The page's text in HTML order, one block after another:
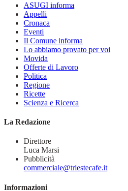
ASUGI informa
Appelli
Cronaca
Eventi
Il Comune informa
Lo abbiamo provato per voi
Movida
Offerte di Lavoro
Politica
Regione
Ricette
Scienza e Ricerca
La Redazione
Direttore
Luca Marsi
Pubblicità
commerciale@triestecafe.it
Informazioni